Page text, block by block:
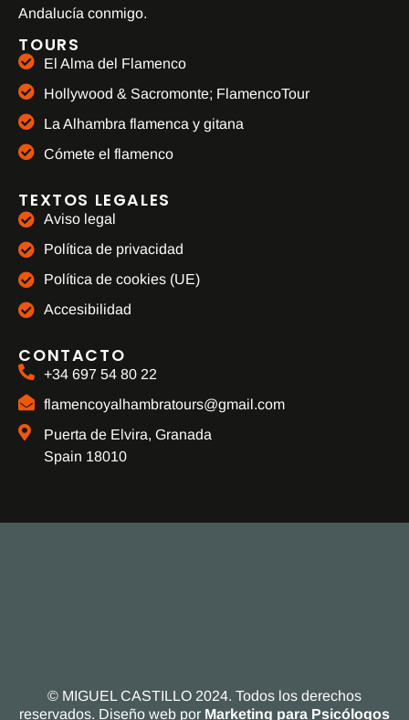
Andalucía conmigo.
TOURS
El Alma del Flamenco
Hollywood & Sacromonte; FlamencoTour
La Alhambra flamenca y gitana
Cómete el flamenco
TEXTOS LEGALES
Aviso legal
Política de privacidad
Política de cookies (UE)
Accesibilidad
CONTACTO
+34 697 54 80 22
flamencoyalhambratours@gmail.com
Puerta de Elvira, Granada
Spain 18010
© MIGUEL CASTILLO 2024. Todos los derechos
reservados. Diseño web por Marketing para Psicólogos